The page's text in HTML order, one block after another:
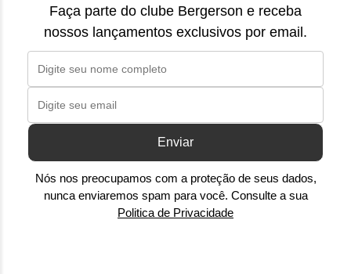
Faça parte do clube Bergerson e receba
nossos lançamentos exclusivos por email.
Enviar
Nós nos preocupamos com a proteção de seus dados,
nunca enviaremos spam para você. Consulte a sua
Politica de Privacidade